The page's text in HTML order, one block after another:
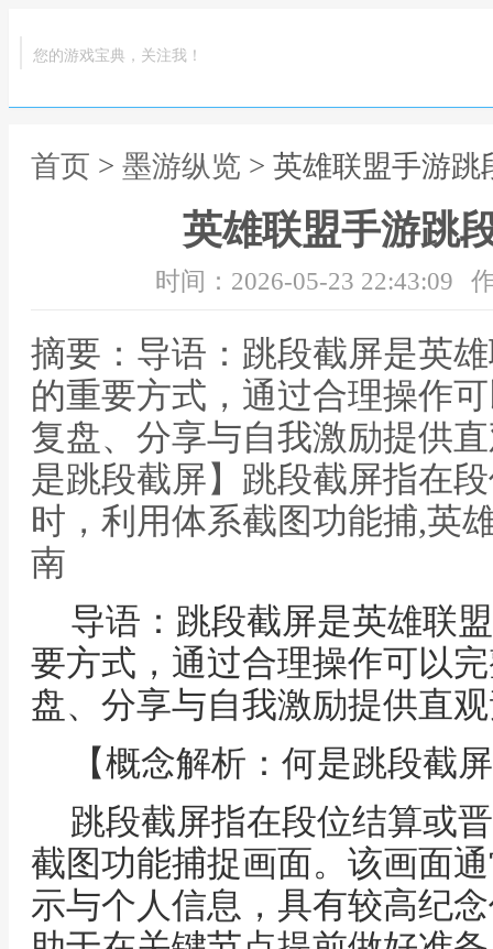
您的游戏宝典，关注我！
首页 > 墨游纵览 > 英雄联盟手游跳
英雄联盟手游跳
时间：2026-05-23 22:43:09
摘要：导语：跳段截屏是英
的重要方式，通过合理操作
复盘、分享与自我激励提供
是跳段截屏】跳段截屏指在
时，利用体系截图功能捕,英
南
导语：跳段截屏是英雄联
要方式，通过合理操作可以
盘、分享与自我激励提供直
【概念解析：何是跳段截
跳段截屏指在段位结算或
截图功能捕捉画面。该画面
示与个人信息，具有较高纪